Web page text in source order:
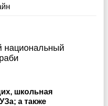
национальный
школьная
а также